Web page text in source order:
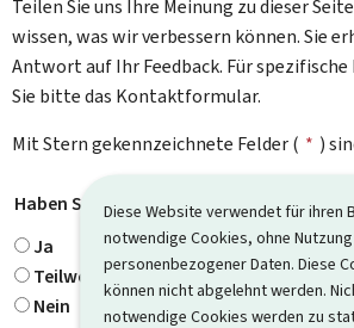
Diese Website verwendet für ihren
notwendige Cookies, ohne Nutzung
personenbezogener Daten. Diese
können nicht abgelehnt werden.
notwendige Cookies werden zu
Teilen Sie uns Ihre Meinung zu dieser
wissen, was wir verbessern können. Sie
Antwort auf Ihr Feedback. Für spezifische
Sie bitte das Kontaktformular.
Mit Stern gekennzeichnete Felder ( * )
Haben Sie gefunden, wonach Sie gesucht
Ja
Teilweise
Nein